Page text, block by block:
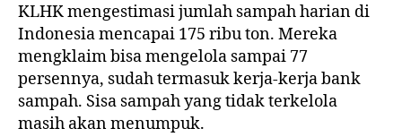
KLHK mengestimasi jumlah sampah harian di
Indonesia mencapai 175 ribu ton. Mereka
mengklaim bisa mengelola sampai 77
persennya, sudah termasuk kerja-kerja bank
sampah. Sisa sampah yang tidak terkelola
masih akan menumpuk.